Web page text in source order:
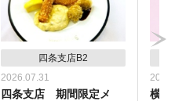
四条支店B2
2026.07.31
四条支店 期間限定メ
横